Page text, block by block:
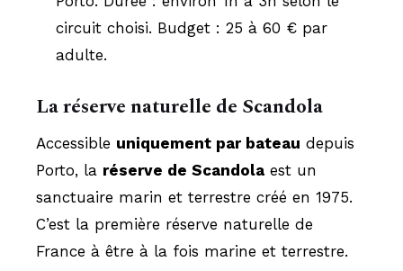
circuit choisi. Budget : 25 à 60 € par
adulte.
La réserve naturelle de Scandola
Accessible uniquement par bateau depuis
Porto, la réserve de Scandola est un
sanctuaire marin et terrestre créé en 1975.
C’est la première réserve naturelle de
France à être à la fois marine et terrestre.